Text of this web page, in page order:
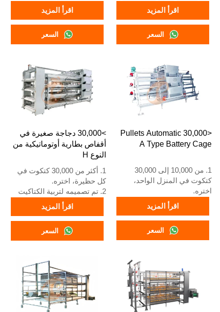
2. يبدأ دجاج البياض البالغ في
وضع البيض عند 16 أسبوعًا
3. عمره الافتراضي أكثر من 25
4. خدمة الاستقبال عبر الإنترنت
اقرأ المزيد
السعر
عامًا.
عبر الواتساب رقم
8111199996
اقرأ المزيد
السعر
>30,000 دجاجة صغيرة في
أقفاص بطارية أوتوماتيكية من
النوع H
1. أكثر من 30,000 كتكوت في
كل حظيرة، اختره.
2. تم تصميمه لتربية الكتاكيت
إلى 16 أسبوعًا عندما تبدأ في
وضع البيض.
عامًا.
اصطناعي Vcloud، وخزانة تحكم
كهربائية، ومعدات أوتوماتيكية
للشرب، والتغذية، وتنظيف
السماد، وجمع البيض يدويًا.
5. رقم WhatsApp الخاص بنا
اقرأ المزيد
السعر
<30,000 Pullets Automatic
A Type Battery Cage
1. من 10,000 إلى 30,000
كتكوت في المنزل الواحد،
اختره.
2. تم تصميمه لتربية الكتاكيت
إلى 16 أسبوعًا عندما تبدأ في
وضع البيض.
3. عمره الافتراضي أكثر من 25
4. هيكله عبارة عن اندماج ذكاء
اصطناعي Vcloud، وخزانة تحكم
كهربائية، ومعدات أوتوماتيكية
للشرب والتغذية وتنظيف
السماد، وجمع يدوي.
اقرأ المزيد
السعر